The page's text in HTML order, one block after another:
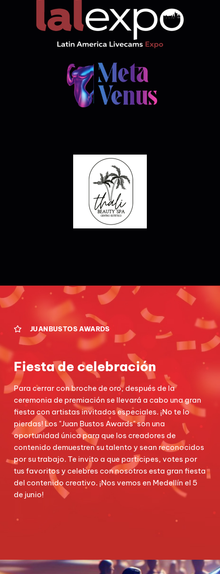
JUANBUSTOS AWARDS
Fiesta de celebración
Para cerrar con broche de oro, después de la
ceremonia de premiación se llevará a cabo una gran
fiesta con artistas invitados especiales. ¡No te lo
pierdas! Los "Juan Bustos Awards" son una
oportunidad única para que los creadores de
contenido demuestren su talento y sean reconocidos
por su trabajo. Te invito a que participes, votes por
tus favoritos y celebres con nosotros esta gran fiesta
del contenido creativo. ¡Nos vemos en Medellín el 5
de junio!